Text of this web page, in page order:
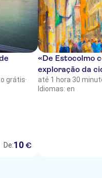
grátis·
De:10 €
«De Estocolmo
exploração da
até 1 hora 30
Idiomas: en